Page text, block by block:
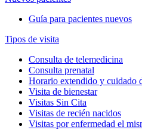
Guía para pacientes nuevos
Tipos de visita
Consulta de telemedicina
Consulta prenatal
Horario extendido y cuidado
Visita de bienestar
Visitas Sin Cita
Visitas de recién nacidos
Visitas por enfermedad el